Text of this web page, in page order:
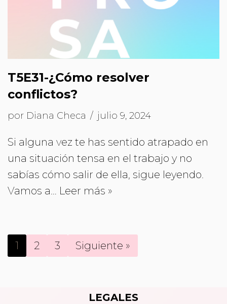
T5E31-¿Cómo resolver
conflictos?
por Diana Checa julio 9, 2024
Si alguna vez te has sentido atrapado en
una situación tensa en el trabajo y no
sabías cómo salir de ella, sigue leyendo.
Vamos a… Leer más »
1 2 3 Siguiente »
LEGALES